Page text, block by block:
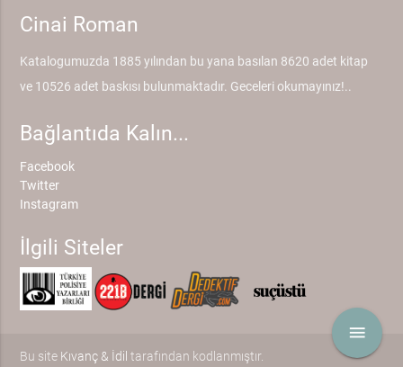
menu
Cinai Roman
Katalogumuzda 1885 yılından bu yana basılan 8620 adet kitap
ve 10526 adet baskısı bulunmaktadır. Geceleri okumayınız!..
Bağlantıda Kalın...
Facebook
Twitter
Instagram
İlgili Siteler
Bu site Kıvanç & İdil tarafından kodlanmıştır.